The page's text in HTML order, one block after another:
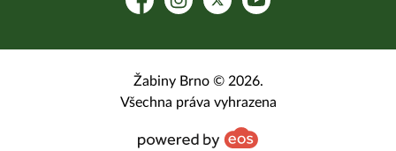
FacebookInstagramPlatform X
YouTube
Žabiny Brno © 2026.
Všechna práva vyhrazena